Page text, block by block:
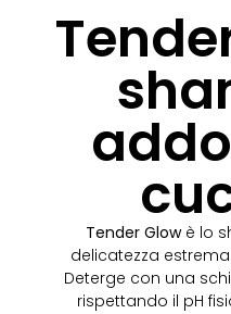
Tender Glowè lo
delicatezza
Deterge con una
rispettando il pH